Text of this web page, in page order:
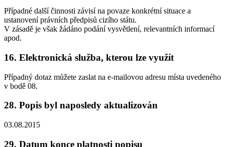
Případné další činnosti závisí na povaze konkrétní situace a
ustanovení právních předpisů cizího státu.
V zásadě je však žádáno podání vysvětlení, relevantních informací
apod.
16. Elektronická služba, kterou lze využít
Případný dotaz můžete zaslat na e-mailovou adresu místa uvedeného
v bodě 08.
28. Popis byl naposledy aktualizován
03.08.2015
29. Datum konce platnosti popisu